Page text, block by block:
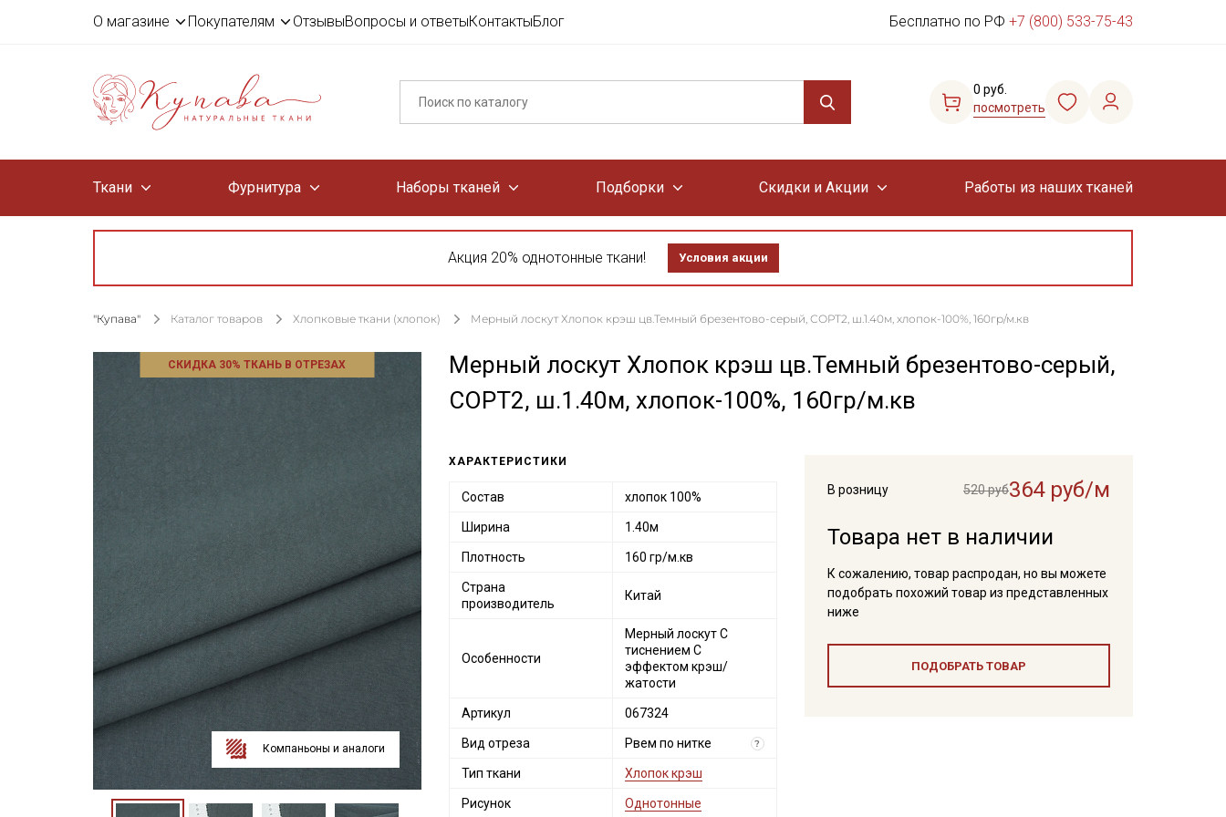
О магазине Покупателям ОтзывыВопросы и ответыКонтактыБлог Бесплатно по РФ +7 (800) 533-75-43
0 руб.
посмотреть
Ткани Фурнитура Наборы тканей Подборки Скидки и Акции Работы из наших тканей
Акция 20% однотонные ткани! Условия акции
"Купава" Каталог товаров Хлопковые ткани (хлопок) Мерный лоскут Хлопок крэш цв.Темный брезентово-серый, СОРТ2, ш.1.40м, хлопок-100%, 160гр/м.кв
СКИДКА 30% ТКАНЬ В ОТРЕЗАХ
Компаньоны и аналоги
Мерный лоскут Хлопок крэш цв.Темный брезентово-серый,
СОРТ2, ш.1.40м, хлопок-100%, 160гр/м.кв
В розницу 520 руб364 руб/м
Товара нет в наличии
К сожалению, товар распродан, но вы можете
подобрать похожий товар из представленных
ниже
ПОДОБРАТЬ ТОВАР
ХАРАКТЕРИСТИКИ
Состав хлопок 100%
Ширина 1.40м
Плотность 160 гр/м.кв
Страна
производитель
Китай
Особенности
Мерный лоскут С
тиснением С
эффектом крэш/
жатости
Артикул 067324
Вид отреза Рвем по нитке ?
Тип ткани Хлопок крэш
Рисунок Однотонные